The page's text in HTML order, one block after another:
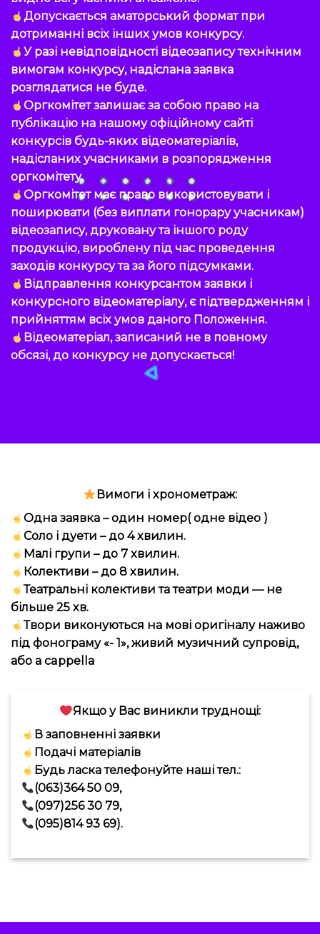
Допускається аматорський формат при
дотриманні всіх інших умов конкурсу.
У разі невідповідності відеозапису технічним
вимогам конкурсу, надіслана заявка
розглядатися не буде.
Оргкомітет залишає за собою право на
публікацію на нашому офіційному сайті
конкурсів будь-яких відеоматеріалів,
надісланих учасниками в розпорядження
оргкомітету.
Оргкомітет має право використовувати і
поширювати (без виплати гонорару учасникам)
відеозапису, друковану та іншого роду
продукцію, вироблену під час проведення
заходів конкурсу та за його підсумками.
Відправлення конкурсантом заявки і
конкурсного відеоматеріалу, є підтвердженням і
прийняттям всіх умов даного Положення.
Відеоматеріал, записаний не в повному
обсязі, до конкурсу не допускається!
Вимоги і хронометраж:
Одна заявка – один номер( одне відео )
Соло і дуети – до 4 хвилин.
Малі групи – до 7 хвилин.
Колективи – до 8 хвилин.
Театральні колективи та театри моди — не
більше 25 хв.
Твори виконуються на мові оригіналу наживо
під фонограму «- 1», живий музичний супровід,
або а cappella
Якщо у Вас виникли труднощі:
В заповненні заявки
Подачі матеріалів
Будь ласка телефонуйте наші тел.:
(063)364 50 09,
(097)256 30 79,
(095)814 93 69).